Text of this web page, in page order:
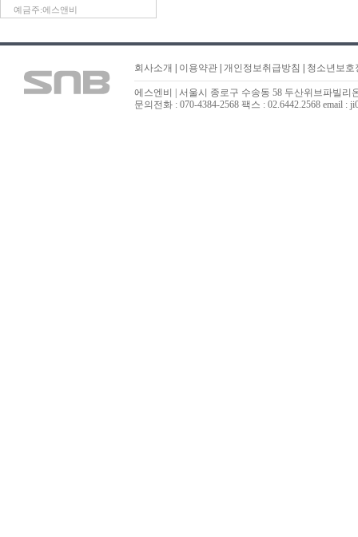
예금주:에스앤비
회사소개 이용약관 개인정보취급방침 청소년보호
에스엔비 | 서울시 종로구 수송동 58 두산위브파빌리
문의전화 : 070-4384-2568 팩스 : 02.6442.2568 email :